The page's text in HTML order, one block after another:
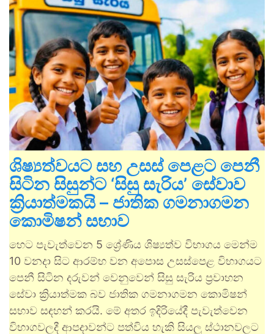
ශිෂ්‍යත්වයට සහ උසස් පෙළට පෙනී
සිටින සිසුන්ට ‘සිසු සැරිය’ සේවාව
ක්‍රියාත්මකයි – ජාතික ගමනාගමන
කොමිෂන් සභාව
හෙට පැවැත්වෙන 5 ශ්‍රේණිය ශිෂ්‍යත්ව විභාගය මෙන්ම
10 වනදා සිට ආරම්භ වන අපොස උසස්පෙළ විභාගයට
පෙනී සිටින දරුවන් වෙනුවෙන් සිසු සැරිය ප්‍රවාහන
සේවා ක්‍රියාත්මක බව ජාතික ගමනාගමන කොමිෂන්
සභාව සඳහන් කරයි. මේ අතර ඉදිරියේදී පැවැත්වෙන
විභාගවලදී ආපදාවන්ට පත්විය හැකි සියලු ස්ථානවලට